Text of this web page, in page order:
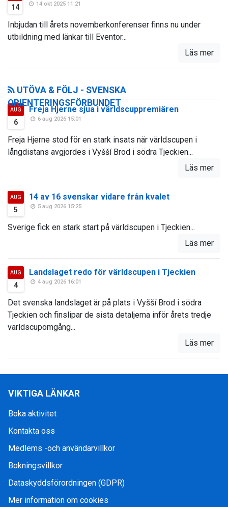
14 14 okt 2025 11:21
Inbjudan till årets novemberkonferenser finns nu under
utbildning med länkar till Eventor...
Läs mer
UTÖVA & FÖLJ - SVENSKA
ORIENTERINGSFÖRBUNDET
AUG
6
Freja Hjerne sjua i världscuppremiären
6 aug 2026 15:01
Freja Hjerne stod för en stark insats när världscupen i
långdistans avgjordes i Vyšší Brod i södra Tjeckien...
Läs mer
AUG
5
14 av 16 svenskar vidare från kvalet
5 aug 2026 15:25
Sverige fick en stark start på världscupen i Tjeckien...
Läs mer
AUG
4
Landslaget redo för världscupen i Tjeckien
4 aug 2026 16:01
Det svenska landslaget är på plats i Vyšší Brod i södra
Tjeckien och finslipar de sista detaljerna inför årets tredje
världscupomgång...
Läs mer
VIKTIGA LÄNKAR
Boka aktivitet
Kontakta oss
Medlems -och användarvillkor
Bokningsvillkor
Dataskyddsförordningen (GDPR)
Mer information om cookies